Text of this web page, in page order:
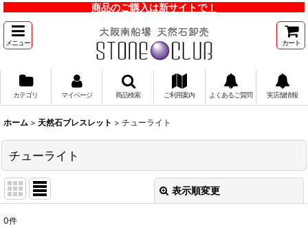
商品のご購入は新サイトで！
メニュー カート
カテゴリ マイページ 商品検索 ご利用案内 よくあるご質問 実店舗情報
ホーム > 天然石ブレスレット > チューライト
チューライト
表示順変更
0件